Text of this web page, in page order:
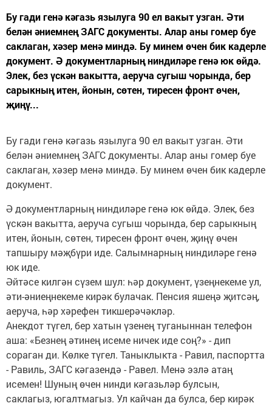
Бу гади генә кәгазь язылуга 90 ел вакыт узган. Әти
белән әниемнең ЗАГС документы. Алар аны гомер буе
саклаган, хәзер менә миндә. Бу минем өчен бик кадерле
документ. Ә документларның ниндиләре генә юк өйдә.
Элек, без үскән вакытта, аеруча сугыш чорында, бер
сарыкның итен, йонын, сөтен, тиресен фронт өчен,
җиңү...
Бу гади генә кәгазь язылуга 90 ел вакыт узган. Әти
белән әниемнең ЗАГС документы. Алар аны гомер буе
саклаган, хәзер менә миндә. Бу минем өчен бик кадерле
документ.
Ә документларның ниндиләре генә юк өйдә. Элек, без
үскән вакытта, аеруча сугыш чорында, бер сарыкның
итен, йонын, сөтен, тиресен фронт өчен, җиңү өчен
тапшыру мәҗбүри иде. Салымнарның ниндиләре генә
юк иде.
Әйтәсе килгән сүзем шул: һәр документ, үзеңнекеме ул,
әти-әниеңнекеме кирәк булачак. Пенсия яшеңә җитсәң,
аеруча, һәр хәрефен тикшерәчәкләр.
Анекдот түгел, бер хатын үзенең туганыннан телефон
аша: «Безнең әтинең исеме ничек иде соң?» - дип
сораган ди. Көлке түгел. Таныклыкта - Равил, паспортта
- Равиль, ЗАГС кәгазендә - Равел. Менә эзлә атаң
исемен! Шуның өчен нинди кәгазьләр булсын,
саклагыз, югалтмагыз. Ул кайчан да булса, бер кирәк